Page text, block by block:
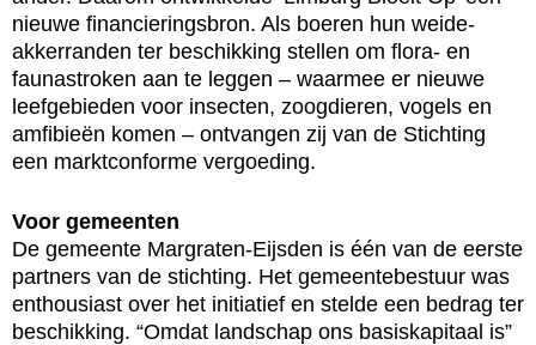
nieuwe financieringsbron. Als boeren hun weide-
akkerranden ter beschikking stellen om flora- en
faunastroken aan te leggen – waarmee er nieuwe
leefgebieden voor insecten, zoogdieren, vogels en
amfibieën komen – ontvangen zij van de Stichting
een marktconforme vergoeding.
Voor gemeenten
De gemeente Margraten-Eijsden is één van de eerste
partners van de stichting. Het gemeentebestuur was
enthousiast over het initiatief en stelde een bedrag ter
beschikking. “Omdat landschap ons basiskapitaal is”